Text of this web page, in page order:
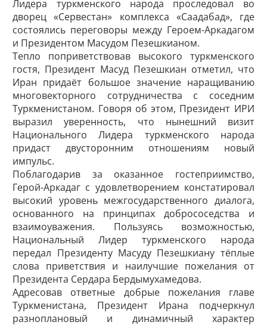
Лидера туркменского народа проследовал во
дворец «Сервестан» комплекса «Саадабад», где
состоялись переговоры между Героем-Аркадагом
и Президентом Масудом Пезешкианом.
Тепло поприветствовав высокого туркменского
гостя, Президент Масуд Пезешкиан отметил, что
Иран придаёт большое значение наращиванию
многовекторного сотрудничества с соседним
Туркменистаном. Говоря об этом, Президент ИРИ
выразил уверенность, что нынешний визит
Национального Лидера туркменского народа
придаст двусторонним отношениям новый
импульс.
Поблагодарив за оказанное гостеприимство,
Герой-Аркадаг с удовлетворением констатировал
высокий уровень межгосударственного диалога,
основанного на принципах добрососедства и
взаимоуважения. Пользуясь возможностью,
Национальный Лидер туркменского народа
передал Президенту Масуду Пезешкиану тёплые
слова приветствия и наилучшие пожелания от
Президента Сердара Бердымухамедова.
Адресовав ответные добрые пожелания главе
Туркменистана, Президент Ирана подчеркнул
разноплановый и динамичный характер